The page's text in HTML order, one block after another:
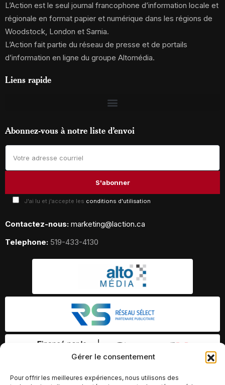
Gérer le consentement
Pour offrir les meilleures expériences, nous utilisons des
L’Action est le seul journal francophone d’information locale et
régionale en format papier et numérique dans les régions de
Woodstock, London et Sarnia.
L’Action fait partie du réseau de presse et de portails
d’information en ligne du groupe Altomédia.
Liens rapide
Abonnez-vous à notre liste d’envoi
J'ai lu et j'accepte les conditions d'utilisation
Contactez-nous: marketing@laction.ca
Telephone: 519-433-4130